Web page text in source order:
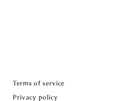
Terms of service
Privacy policy